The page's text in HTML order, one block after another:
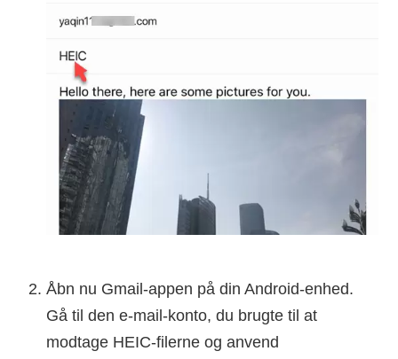
Åbn nu Gmail-appen på din Android-enhed.
Gå til den e-mail-konto, du brugte til at
modtage HEIC-filerne og anvend